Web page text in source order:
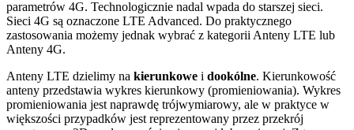
parametrów 4G. Technologicznie nadal wpada do starszej sieci.
Sieci 4G są oznaczone LTE Advanced. Do praktycznego
zastosowania możemy jednak wybrać z kategorii Anteny LTE lub
Anteny 4G.
Anteny LTE dzielimy na kierunkowe i dookólne. Kierunkowość
anteny przedstawia wykres kierunkowy (promieniowania). Wykres
promieniowania jest naprawdę trójwymiarowy, ale w praktyce w
większości przypadków jest reprezentowany przez przekrój